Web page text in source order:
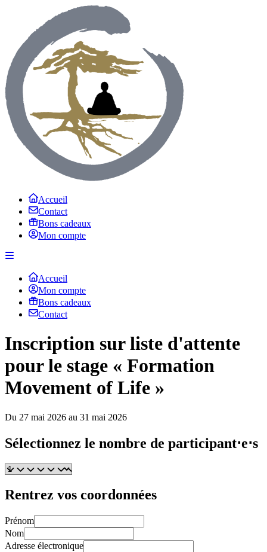
Accueil
Contact
Bons cadeaux
Mon compte
Accueil
Mon compte
Bons cadeaux
Contact
Inscription sur liste d'attente
pour le stage « Formation
Movement of Life »
Du 27 mai 2026 au 31 mai 2026
Sélectionnez le nombre de participant⋅e⋅s
Rentrez vos coordonnées
Prénom
Nom
Adresse électronique